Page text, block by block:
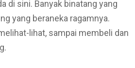
di sini. Banyak binatang yang
yang beraneka ragamnya.
lihat, sampai membeli dan